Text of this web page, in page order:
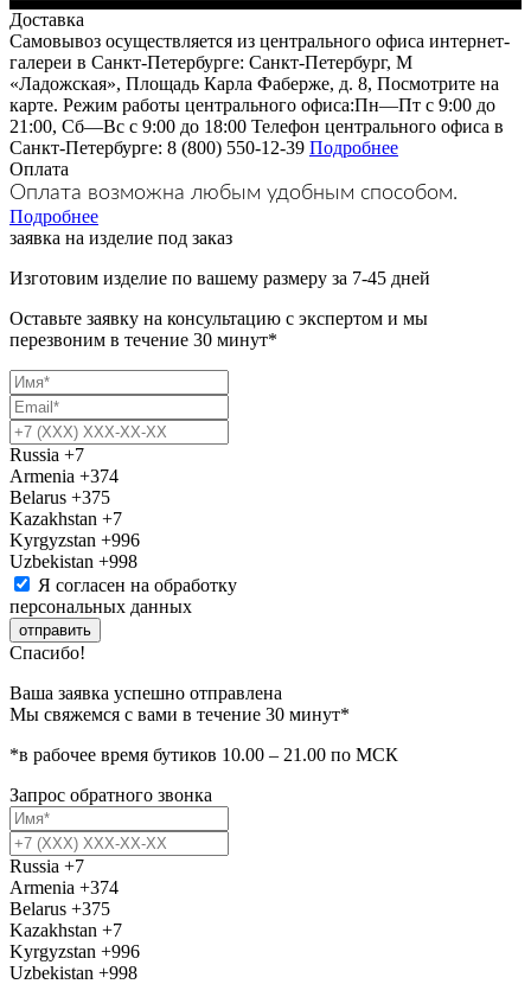
Доставка
Самовывоз осуществляется из центрального офиса интернет-
галереи в Санкт-Петербурге: Санкт-Петербург, М
«Ладожская», Площадь Карла Фаберже, д. 8, Посмотрите на
карте. Режим работы центрального офиса:Пн—Пт с 9:00 до
21:00, Сб—Вс с 9:00 до 18:00 Телефон центрального офиса в
Санкт-Петербурге: 8 (800) 550-12-39 Подробнее
Оплата
Оплата возможна любым удобным способом.
Подробнее
заявка на изделие под заказ
Изготовим изделие по вашему размеру за 7-45 дней
Оставьте заявку на консультацию с экспертом и мы
перезвоним в течение 30 минут*
Russia +7
Armenia +374
Belarus +375
Kazakhstan +7
Kyrgyzstan +996
Uzbekistan +998
Я согласен на обработку
персональных данных
отправить
Спасибо!
Ваша заявка успешно отправлена
Мы свяжемся с вами в течение 30 минут*
*в рабочее время бутиков 10.00 – 21.00 по МСК
Запрос обратного звонка
Russia +7
Armenia +374
Belarus +375
Kazakhstan +7
Kyrgyzstan +996
Uzbekistan +998